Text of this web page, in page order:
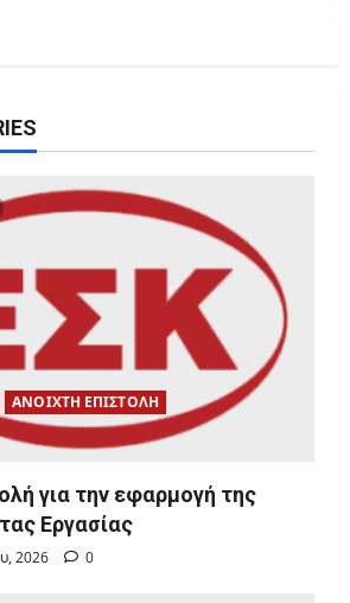
ΑΝΟΙΧΤΗ ΕΠΙΣΤΟΛΗ
για την εφαρμογή της
Εργασίας
2026 0